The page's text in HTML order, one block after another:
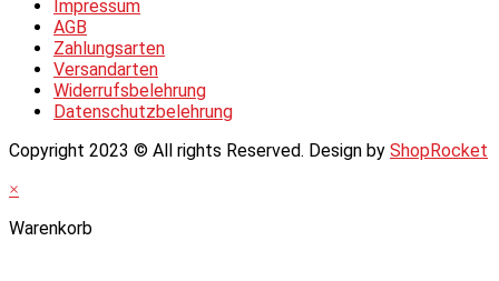
Impressum
AGB
Zahlungsarten
Versandarten
Widerrufsbelehrung
Datenschutzbelehrung
Copyright 2023 © All rights Reserved. Design by ShopRocket
×
Warenkorb